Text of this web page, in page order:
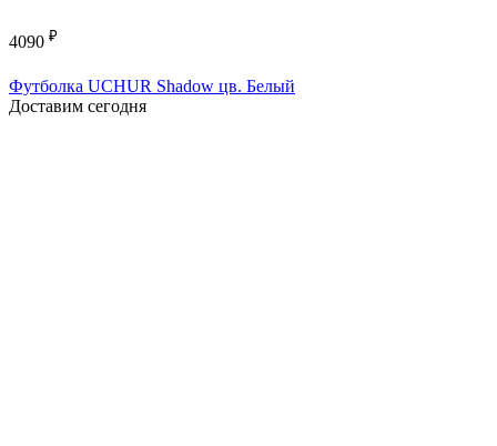
4090 ₽
Футболка UCHUR Shadow цв. Белый
Доставим сегодня